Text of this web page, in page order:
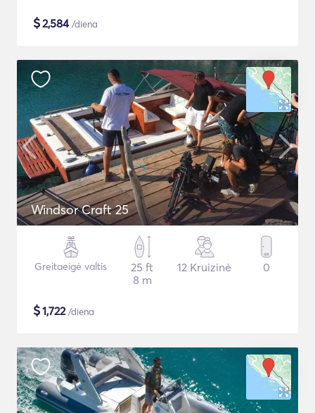
$2,584/diena
Windsor Craft 25
Greitaeigė valtis
25 ft
8 m
12 Kruizinė 0
$1,722/diena